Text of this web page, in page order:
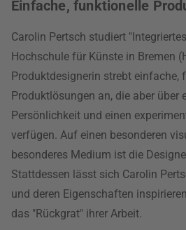
Einfache, funktionelle
Carolin Pertsch studiert
Hochschule für Künste in Bremen
Produktdesignerin strebt einfache,
Produktlösungen an, die aber über
Persönlichkeit und einen
verfügen. Auf einen besonderen
besonderes Medium ist die
Stattdessen lässt sich Carolin
und deren Eigenschaften
das "Rückgrat" ihrer Arbeit.